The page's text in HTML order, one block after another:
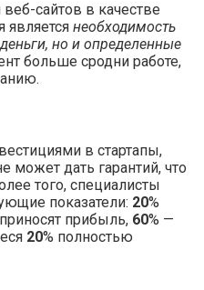
сайтов в качестве
является необходимость
но и определенные
больше сродни работе,
в стартапы,
может дать гарантий, что
того, специалисты
показатели: 20%
прибыль, 60% —
20% полностью